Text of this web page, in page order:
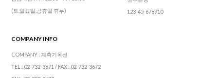
(토,일요일,공휴일 휴무)
123-45-678910
COMPANY INFO
COMPANY : 계측기옥션
TEL : 02-732-3671 / FAX : 02-732-3672